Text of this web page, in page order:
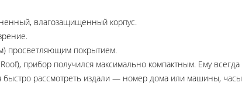
влагозащищенный корпус.
просветляющим покрытием.
прибор получился максимально компактным. Ему
рассмотреть издали — номер дома или машины,